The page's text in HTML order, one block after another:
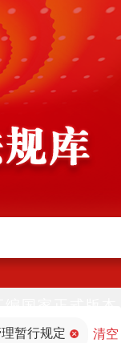
暂行规定 清空